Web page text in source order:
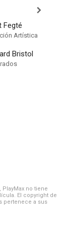
Fegté
Artística
Bristol
no tiene
El copyright de
pertenece a sus